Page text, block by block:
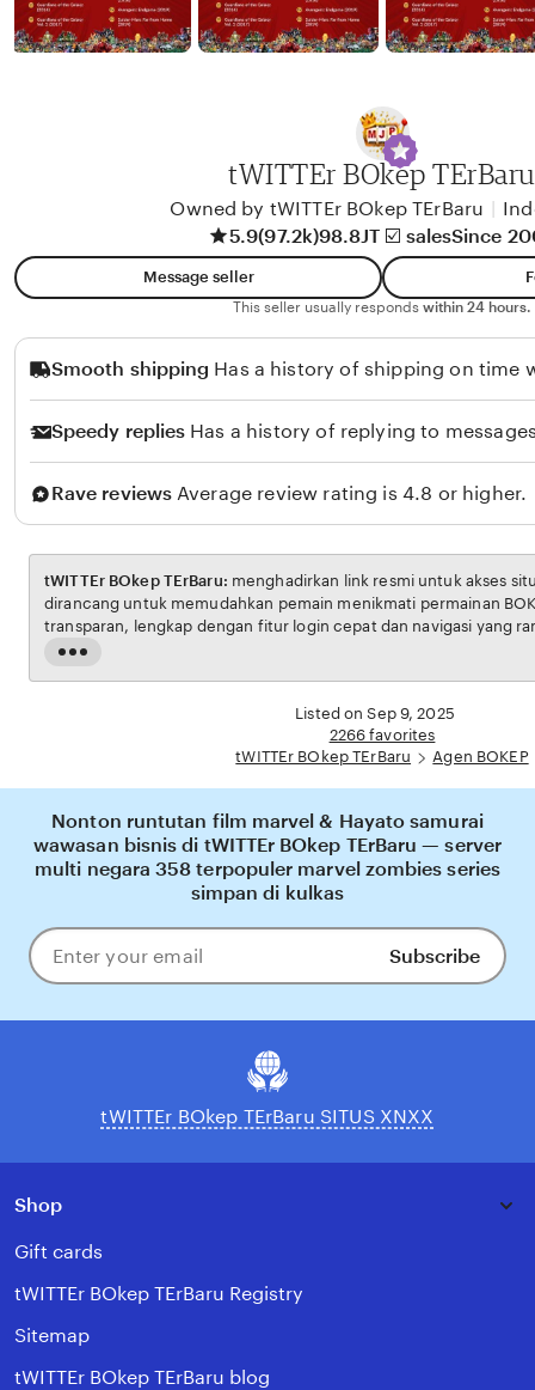
b
l
o
tWITTEr BOkep TErBaru
Owned by tWITTEr BOkep TErBaru
5.9(97.2k)98.8JT ☑️ salesSince
Message seller
This seller usually responds within 24 hours.
Smooth shipping Has a history of shipping on time
Speedy replies Has a history of replying to
Rave reviews Average review rating is 4.8 or higher.
Read
the
tWITTEr BOkep TErBaru:
dirancang untuk memudahkan pemain menikmati permainan BOKEP dengan aman dan
transparan, lengkap dengan fitur login cepat dan navigasi yang ramah pengguna. Setiap
transaksi dijamin aman, sementara update hasil dan informasi permainan selalu tersedia
pecinta BOKEP online di Indonesia.Listed on Sep 9, 2025
2266 favorites
tWITTEr BOkep TErBaru
Agen BOKEP
Nonton runtutan film marvel & Hayato samurai
wawasan bisnis di tWITTEr BOkep TErBaru — server
multi negara 358 terpopuler marvel zombies series
simpan di kulkas
Enter
your
Subscribe
tWITTEr BOkep TErBaru SITUS XNXX
Shop
Gift cards
tWITTEr BOkep TErBaru Registry
Sitemap
tWITTEr BOkep TErBaru blog